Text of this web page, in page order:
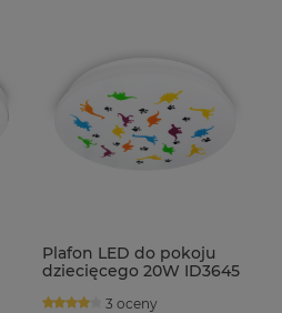
Plafon LED do pokoju
dziecięcego 20W ID3645
3 oceny